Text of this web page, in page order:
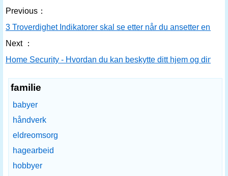
Previous：
3 Troverdighet Indikatorer skal se etter når du ansetter en Dc
Next ：
Home Security - Hvordan du kan beskytte ditt hjem og dine
familie
babyer
håndverk
eldreomsorg
hagearbeid
hobbyer